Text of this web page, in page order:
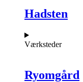
Hadsten
Værksteder
Ryomgård